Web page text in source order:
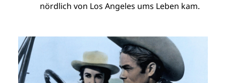
nördlich von Los Angeles ums Leben kam.